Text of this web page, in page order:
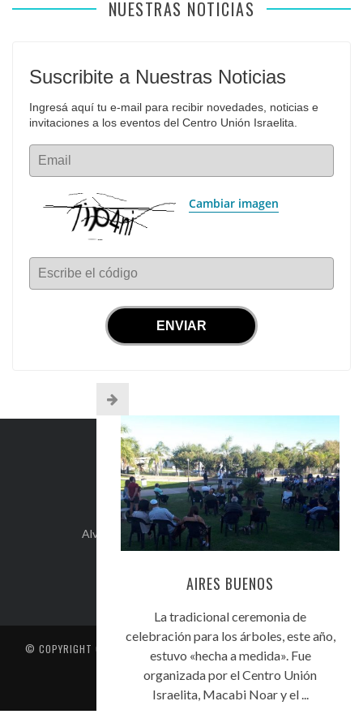
NUESTRAS NOTICIAS
Suscribite a Nuestras Noticias
Ingresá aquí tu e-mail para recibir novedades, noticias e
invitaciones a los eventos del Centro Unión Israelita.
Email
Cambiar imagen
Escribe el código
AIRES BUENOS
La tradicional ceremonia de
celebración para los árboles, este año,
estuvo «hecha a medida». Fue
organizada por el Centro Unión
Israelita, Macabi Noar y el ...
INFO DE CONTACTO
Alvear 254, Córdoba Capital, Argentina.
+54-351-5892071
© COPYRIGHT CENTRO UNIÓN ISRAELITA DE CÓRDOBA
. TODOS LOS
DERECHOS RESERVADOS
CONTACTO